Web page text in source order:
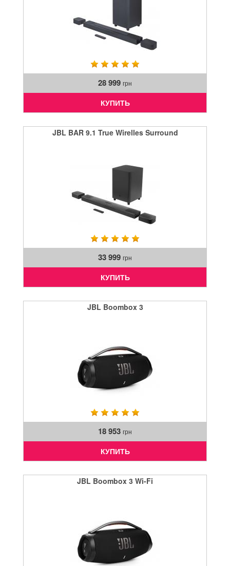
28 999 грн
КУПИТЬ
JBL BAR 9.1 True Wirelles Surround
33 999 грн
КУПИТЬ
JBL Boombox 3
18 953 грн
КУПИТЬ
JBL Boombox 3 Wi-Fi